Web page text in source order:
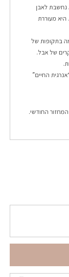
לאבן
היא מעוררת
בתקופות של
של אבל.
החיים”
החודשי.